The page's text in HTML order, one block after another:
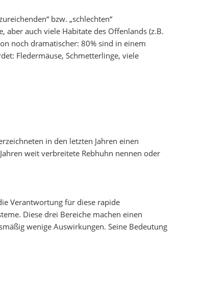
bzw. „schlechten“
aber auch viele Habitate des Offenlands (z.B.
noch dramatischer: 80% sind in einem
Fledermäuse, Schmetterlinge, viele
in den letzten Jahren einen
weit verbreitete Rebhuhn nennen oder
Verantwortung für diese rapide
Diese drei Bereiche machen einen
wenige Auswirkungen. Seine Bedeutung